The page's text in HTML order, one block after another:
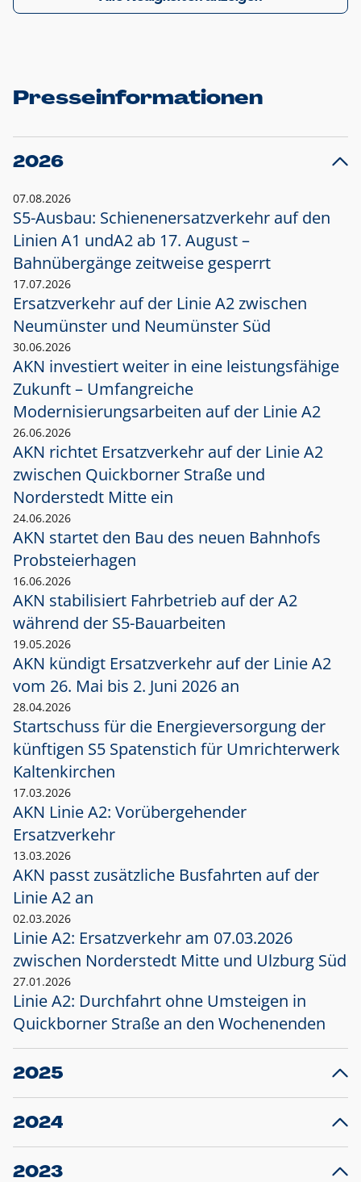
Presseinformationen
2026
07.08.2026
S5-Ausbau: Schienenersatzverkehr auf den
Linien A1 undA2 ab 17. August –
Bahnübergänge zeitweise gesperrt
17.07.2026
Ersatzverkehr auf der Linie A2 zwischen
Neumünster und Neumünster Süd
30.06.2026
AKN investiert weiter in eine leistungsfähige
Zukunft – Umfangreiche
Modernisierungsarbeiten auf der Linie A2
26.06.2026
AKN richtet Ersatzverkehr auf der Linie A2
zwischen Quickborner Straße und
Norderstedt Mitte ein
24.06.2026
AKN startet den Bau des neuen Bahnhofs
Probsteierhagen
16.06.2026
AKN stabilisiert Fahrbetrieb auf der A2
während der S5-Bauarbeiten
19.05.2026
AKN kündigt Ersatzverkehr auf der Linie A2
vom 26. Mai bis 2. Juni 2026 an
28.04.2026
Startschuss für die Energieversorgung der
künftigen S5 Spatenstich für Umrichterwerk
Kaltenkirchen
17.03.2026
AKN Linie A2: Vorübergehender
Ersatzverkehr
13.03.2026
AKN passt zusätzliche Busfahrten auf der
Linie A2 an
02.03.2026
Linie A2: Ersatzverkehr am 07.03.2026
zwischen Norderstedt Mitte und Ulzburg Süd
27.01.2026
Linie A2: Durchfahrt ohne Umsteigen in
Quickborner Straße an den Wochenenden
2025
23.12.2025
Projekt S5: Start der Bauarbeiten am
2024
10.12.2024
Großprojekt S5: Sperrung der Bahnstraße in
2023